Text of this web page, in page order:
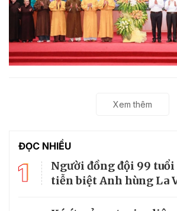
Xem thêm
ĐỌC NHIỀU
1
Người đồng đội 99
tiễn biệt Anh hùng La